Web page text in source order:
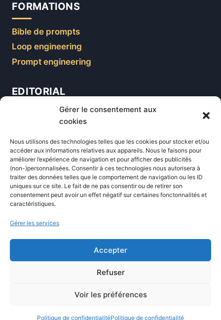
Gérer le consentement aux
cookies
Nous utilisons des technologies telles que les cookies pour stocker et/ou
accéder aux informations relatives aux appareils. Nous le faisons pour
améliorer l’expérience de navigation et pour afficher des publicités
(non-)personnalisées. Consentir à ces technologies nous autorisera à
traiter des données telles que le comportement de navigation ou les ID
uniques sur ce site. Le fait de ne pas consentir ou de retirer son
consentement peut avoir un effet négatif sur certaines fonctonnalités et
caractéristiques.
Gérer les services
Accepter
Refuser
Voir les préférences
Politique de confidentialitéPolitique de confidentialité
FORMATIONS
Bible de prompts
Loop engineering
Prompt engineering
EDITORIAL
Formations
Newsletter
Équipe éditoriale
Politique éditoriale
Méthodologie de test
Transparence et affiliation
CritiquePlus dans les médias
Contactez-nous